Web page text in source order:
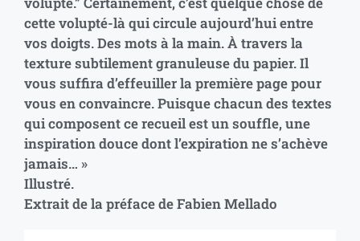
cette volupté-là qui circule aujourd’hui entre
vos doigts. Des mots à la main. À travers la
texture subtilement granuleuse du papier. Il
vous suffira d’effeuiller la première page pour
vous en convaincre. Puisque chacun des textes
qui composent ce recueil est un souffle, une
inspiration douce dont l’expiration ne s’achève
jamais… »
Illustré.
Extrait de la préface de Fabien Mellado